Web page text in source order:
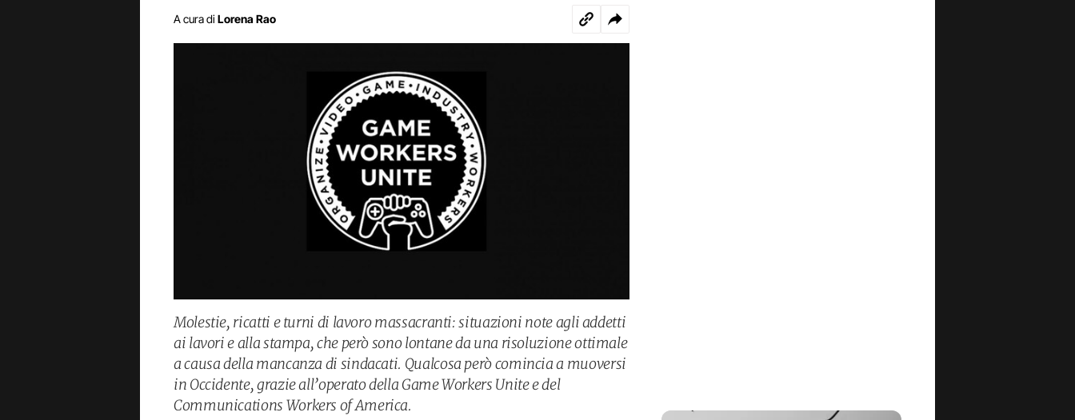
A cura di Lorena Rao
Molestie, ricatti e turni di lavoro massacranti: situazioni note agli addetti
ai lavori e alla stampa, che però sono lontane da una risoluzione ottimale
a causa della mancanza di sindacati. Qualcosa però comincia a muoversi
in Occidente, grazie all’operato della Game Workers Unite e del
Communications Workers of America.